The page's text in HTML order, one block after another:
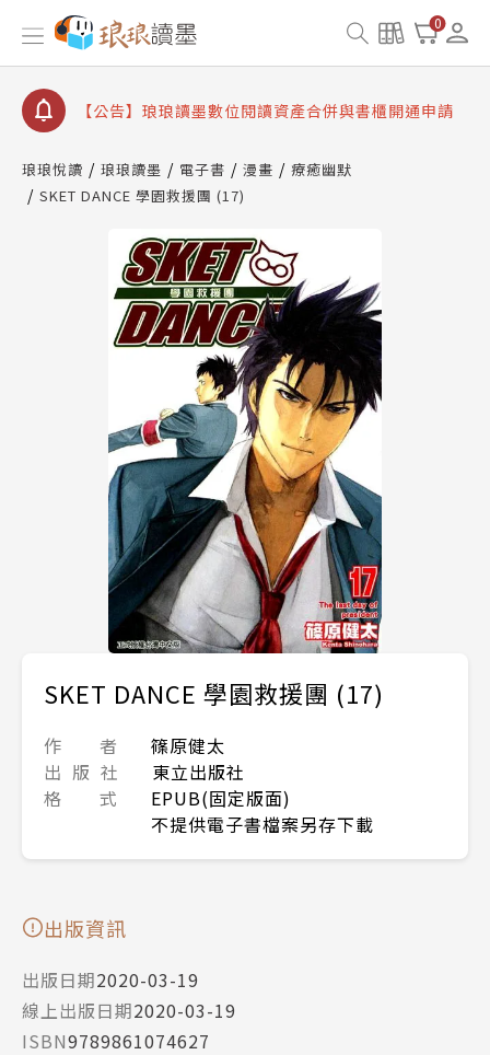
0
查詢
【公告】因 Readmoo 讀墨系統維護中，本站同步暫
停部分閱讀服務
【公告】琅琅讀墨 3 分鐘完成書櫃開通與資產合併申
請圖文教學
【公告】琅琅書店服務升級重要說明及資產合併結果
【公告】因 Readmoo 讀墨系統維護中，本站同步暫
停部分閱讀服務
琅琅悅讀 琅琅讀墨 電子書 漫畫
療癒幽默
SKET DANCE 學園救援團 (17)
SKET DANCE 學園救援團 (17)
作 者
篠原健太
出 版 社
東立出版社
格 式
EPUB(固定版面)
不提供電子書檔案另存下載
出版資訊
出版日期2020-03-19
線上出版日期2020-03-19
ISBN9789861074627